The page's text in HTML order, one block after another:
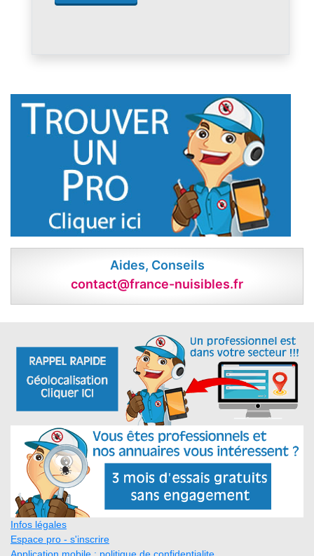
Aides, Conseils
contact@france-nuisibles.fr
Infos légales
Espace pro - s'inscrire